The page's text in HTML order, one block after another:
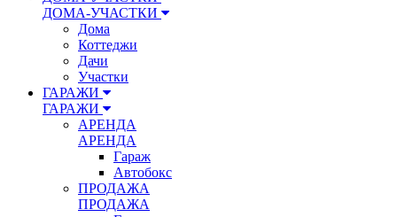
ДОМА-УЧАСТКИ
Дома
Коттеджи
Дачи
Участки
ГАРАЖИ
ГАРАЖИ
АРЕНДА
АРЕНДА
Гараж
Автобокс
ПРОДАЖА
ПРОДАЖА